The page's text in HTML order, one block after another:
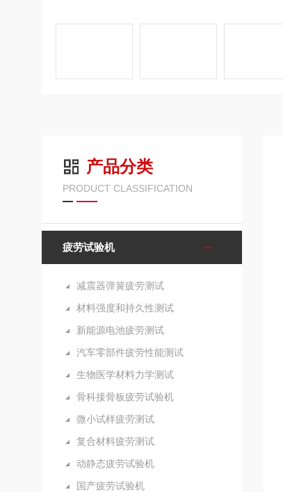
产品分类
PRODUCT CLASSIFICATION
疲劳试验机
减震器弹簧疲劳测试
材料强度和持久性测试
新能源电池疲劳测试
汽车零部件疲劳性能测试
生物医学材料力学测试
骨科接骨板疲劳试验机
微小试样疲劳测试
复合材料疲劳测试
动静态疲劳试验机
国产疲劳试验机